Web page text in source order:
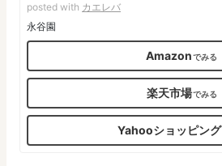
posted with カエレバ
永谷園
Amazon
楽天市場
Yahooショッピング